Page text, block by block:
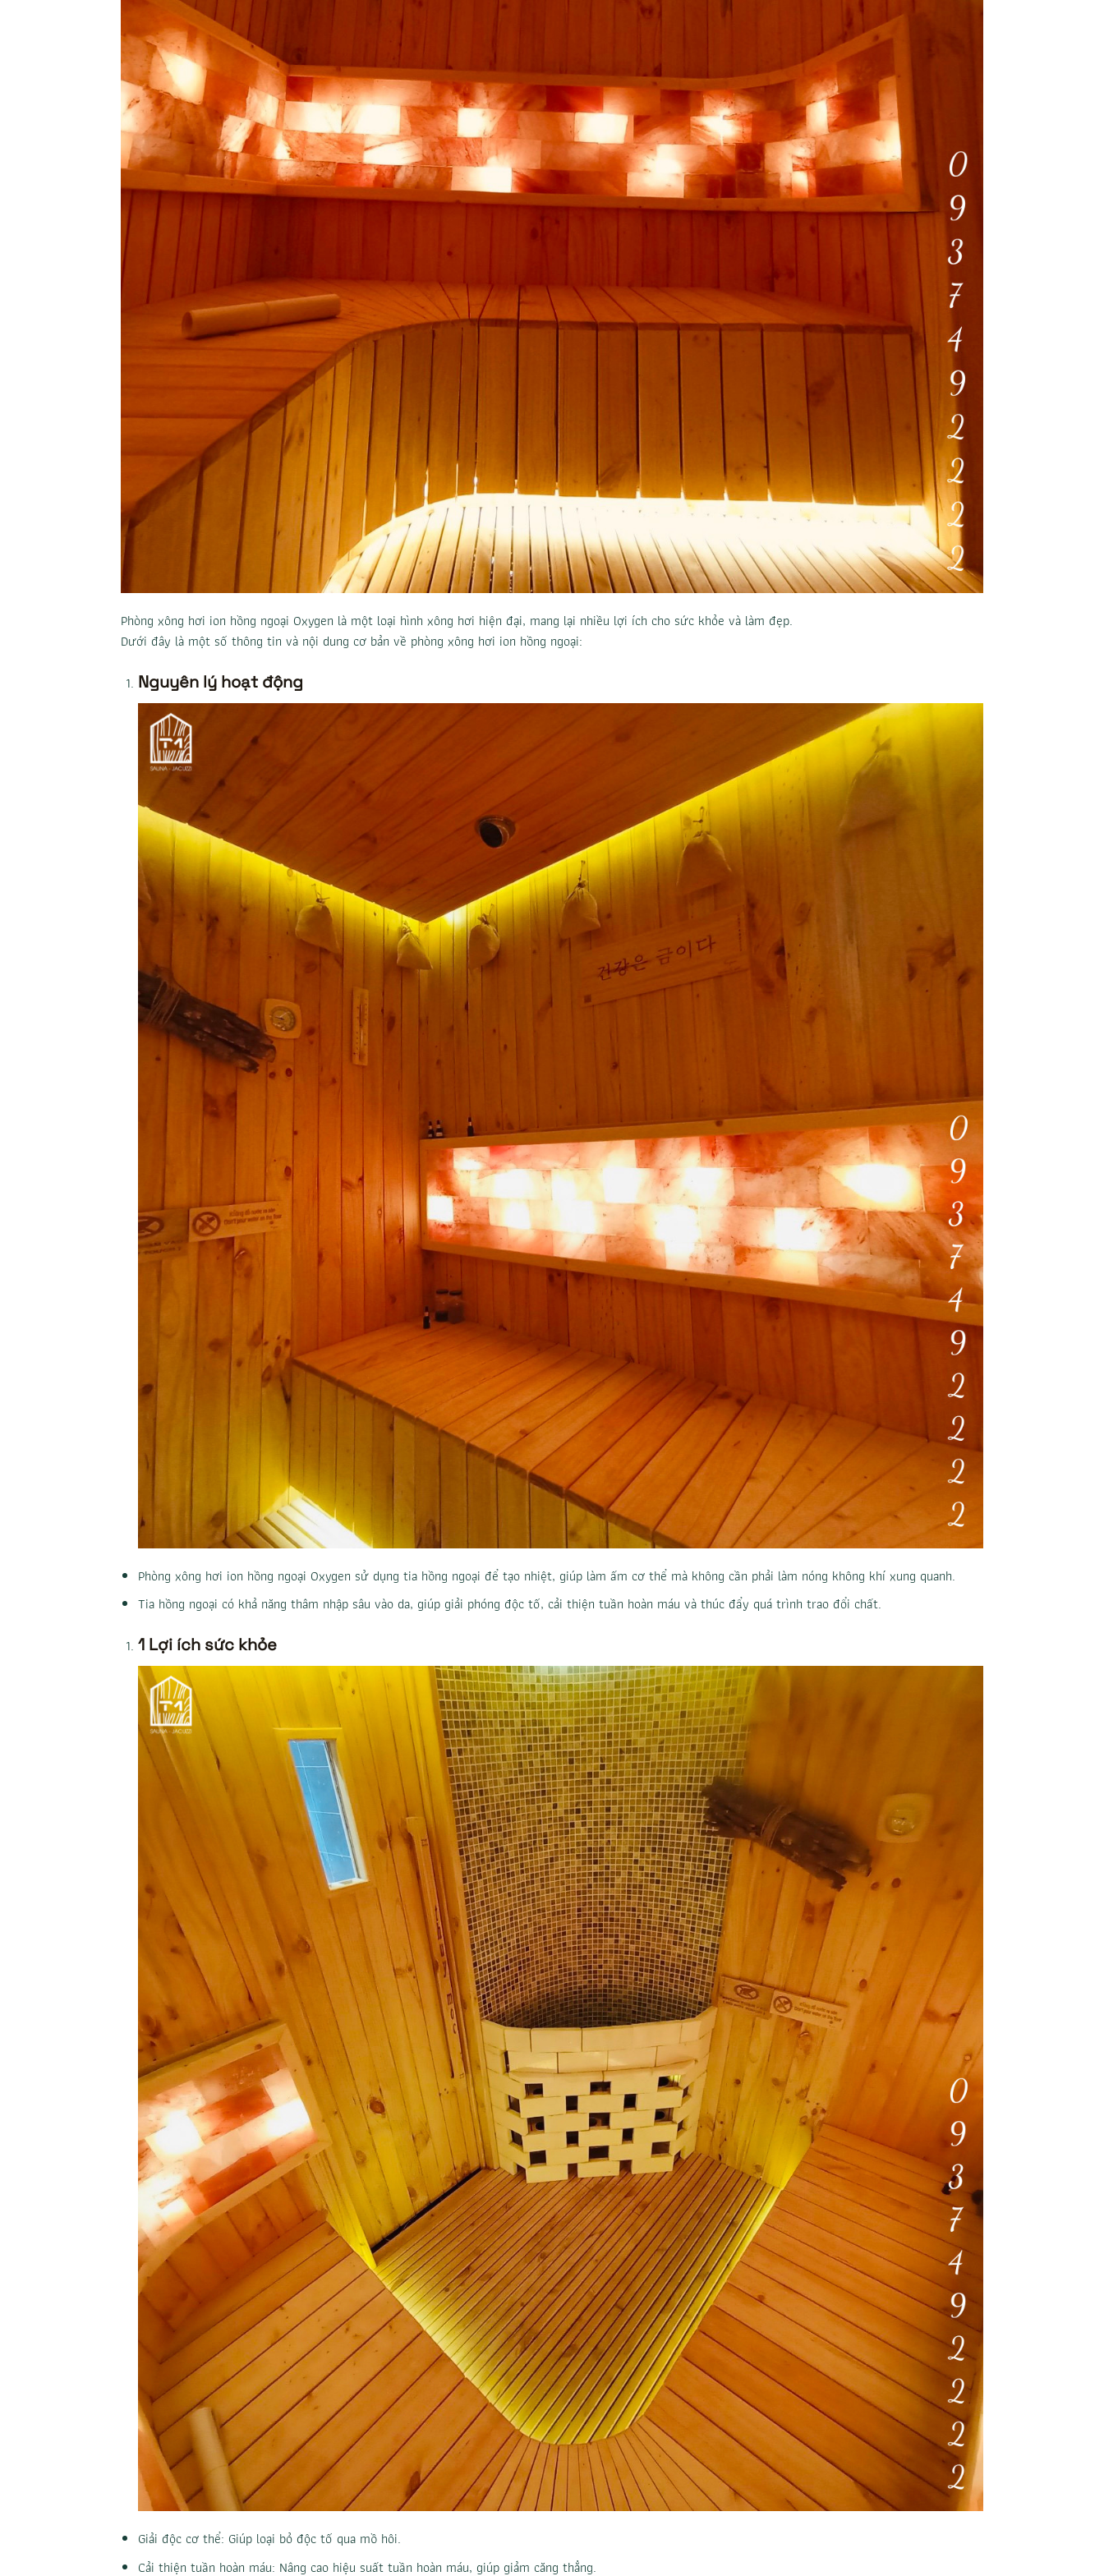
Phòng xông hơi ion hồng ngoại Oxygen là một loại hình xông hơi hiện đại, mang lại nhiều lợi ích cho sức khỏe và làm đẹp.
Dưới đây là một số thông tin và nội dung cơ bản về phòng xông hơi ion hồng ngoại:
Nguyên lý hoạt động
Phòng xông hơi ion hồng ngoại Oxygen sử dụng tia hồng ngoại để tạo nhiệt, giúp làm ấm cơ thể mà không cần phải làm nóng không khí xung quanh.
Tia hồng ngoại có khả năng thâm nhập sâu vào da, giúp giải phóng độc tố, cải thiện tuần hoàn máu và thúc đẩy quá trình trao đổi chất.
1 Lợi ích sức khỏe
Giải độc cơ thể: Giúp loại bỏ độc tố qua mồ hôi.
Cải thiện tuần hoàn máu: Nâng cao hiệu suất tuần hoàn máu, giúp giảm căng thẳng.